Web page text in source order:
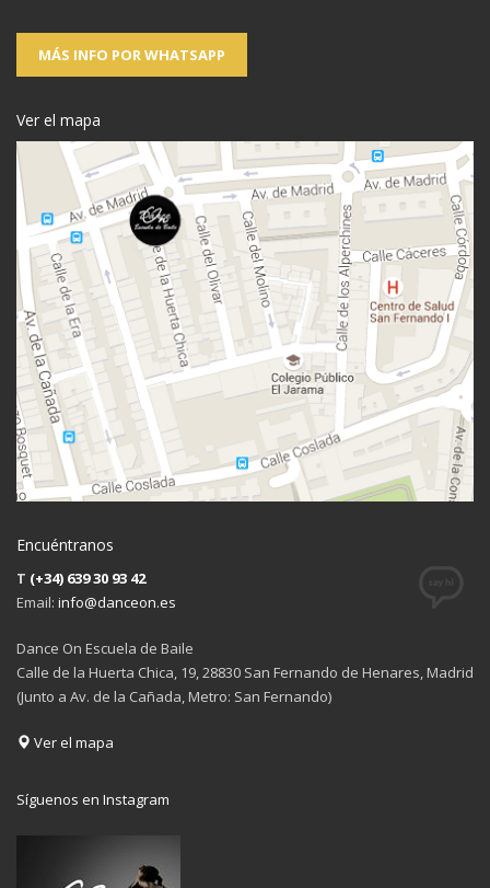
MÁS INFO POR WHATSAPP
Ver el mapa
Encuéntranos
T (+34) 639 30 93 42
Email: info@danceon.es
Dance On Escuela de Baile
Calle de la Huerta Chica, 19, 28830 San Fernando de Henares, Madrid
(Junto a Av. de la Cañada, Metro: San Fernando)
Ver el mapa
Síguenos en Instagram